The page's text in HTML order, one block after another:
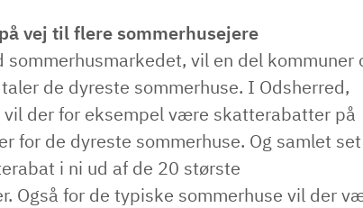
vej til flere sommerhusejere
vil en del kommuner
de dyreste sommerhuse. I Odsherred,
der for eksempel være skatterabatter på
for de dyreste sommerhuse. Og samlet
i ni ud af de 20 største
Også for de typiske sommerhuse vil der